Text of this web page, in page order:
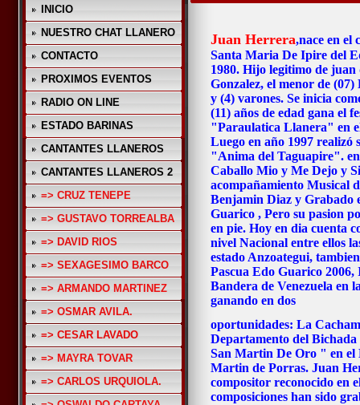
INICIO
NUESTRO CHAT LLANERO
CONTACTO
PROXIMOS EVENTOS
RADIO ON LINE
ESTADO BARINAS
CANTANTES LLANEROS
CANTANTES LLANEROS 2
=> CRUZ TENEPE
=> GUSTAVO TORREALBA
=> DAVID RIOS
=> SEXAGESIMO BARCO
=> ARMANDO MARTINEZ
=> OSMAR AVILA.
=> CESAR LAVADO
=> MAYRA TOVAR
=> CARLOS URQUIOLA.
Juan Herrera,nace en el
Santa Maria De Ipire del
1980. Hijo legitimo de
Gonzalez, el menor de
y (4) varones. Se inicia
(11) años de edad gana el
"Paraulatica Llanera" en
Luego en año 1997
"Anima del Taguapire".
Caballo Mio y Me Dejo y
acompañamiento Musical
Benjamin Diaz y Grabado
Guarico , Pero su pasion
en pie. Hoy en dia cuenta
nivel Nacional entre ellos
estado Anzoategui,
Pascua Edo Guarico
Bandera de Venezuela en
ganando en dos
oportunidades: La
Departamento del
San Martin De Oro " en el
Martin de Porras.Juan
compositor reconocido en
composiciones han sido